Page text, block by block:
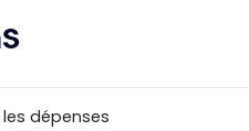
dépenses